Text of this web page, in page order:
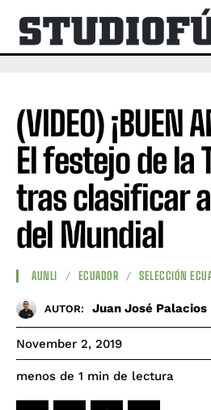
(VIDEO) ¡BUEN
El festejo de la
tras clasificar
del Mundial
AUNLI ECUADOR SELECCIÓN
AUTOR: Juan José Palacios
November 2, 2019
menos de 1 min de lectura